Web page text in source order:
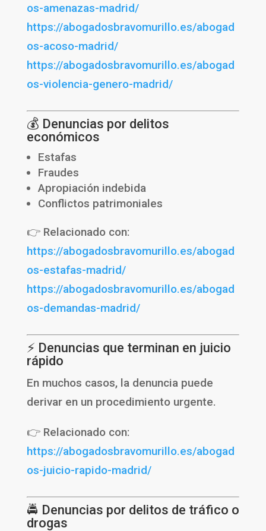
os-amenazas-madrid/
https://abogadosbravomurillo.es/abogad
os-acoso-madrid/
https://abogadosbravomurillo.es/abogad
os-violencia-genero-madrid/
💰 Denuncias por delitos
económicos
Estafas
Fraudes
Apropiación indebida
Conflictos patrimoniales
👉 Relacionado con:
https://abogadosbravomurillo.es/abogad
os-estafas-madrid/
https://abogadosbravomurillo.es/abogad
os-demandas-madrid/
⚡ Denuncias que terminan en juicio
rápido
En muchos casos, la denuncia puede
derivar en un procedimiento urgente.
👉 Relacionado con:
https://abogadosbravomurillo.es/abogad
os-juicio-rapido-madrid/
🚔 Denuncias por delitos de tráfico o
drogas